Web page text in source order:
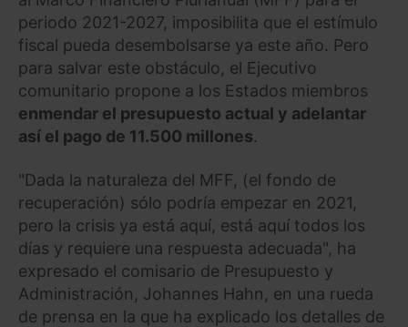
periodo 2021-2027, imposibilita que el estímulo
fiscal pueda desembolsarse ya este año. Pero
para salvar este obstáculo, el Ejecutivo
comunitario propone a los Estados miembros
enmendar el presupuesto actual y adelantar
así el pago de 11.500 millones.
"Dada la naturaleza del MFF, (el fondo de
recuperación) sólo podría empezar en 2021,
pero la crisis ya está aquí, está aquí todos los
días y requiere una respuesta adecuada", ha
expresado el comisario de Presupuesto y
Administración, Johannes Hahn, en una rueda
de prensa en la que ha explicado los detalles de